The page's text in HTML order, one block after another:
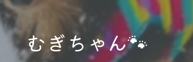
むぎちゃん🐾